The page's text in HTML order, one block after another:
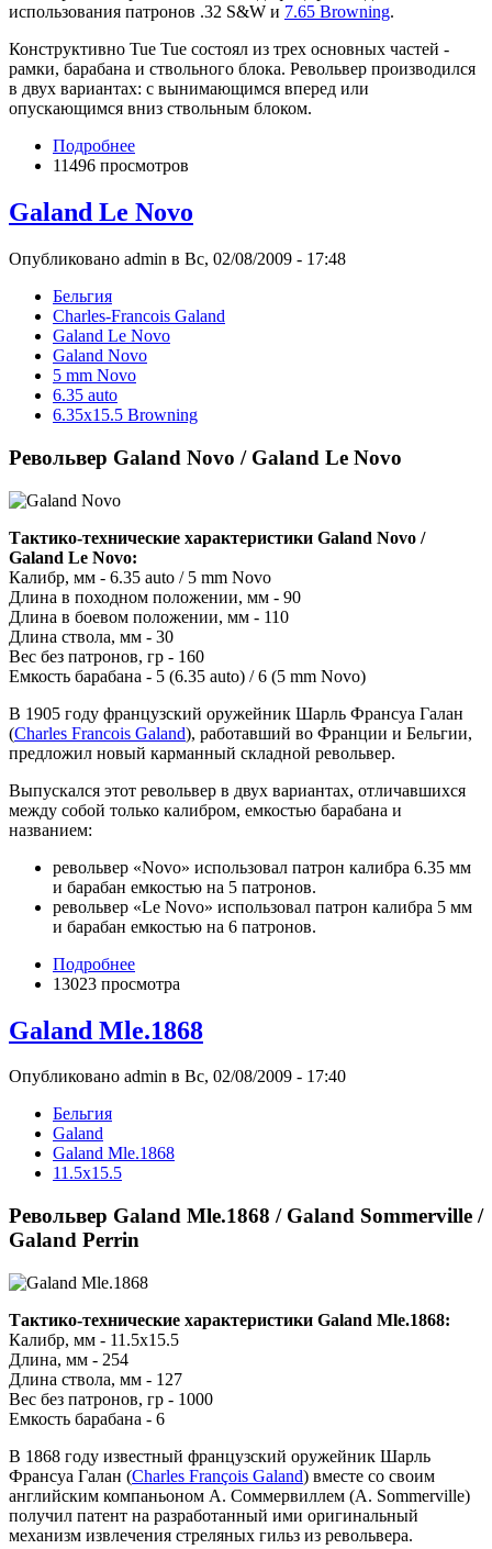
использования патронов .32 S&W и 7.65 Browning.
Конструктивно Tue Tue состоял из трех основных частей -
рамки, барабана и ствольного блока. Револьвер производился
в двух вариантах: с вынимающимся вперед или
опускающимся вниз ствольным блоком.
Подробнее
11496 просмотров
Galand Le Novo
Опубликовано admin в Вс, 02/08/2009 - 17:48
Бельгия
Charles-Franсois Galand
Galand Le Novo
Galand Novo
5 mm Novo
6.35 auto
6.35x15.5 Browning
Револьвер Galand Novo / Galand Le Novo
Тактико-технические характеристики Galand Novo /
Galand Le Novo:
Калибр, мм - 6.35 auto / 5 mm Novo
Длина в походном положении, мм - 90
Длина в боевом положении, мм - 110
Длина ствола, мм - 30
Вес без патронов, гр - 160
Емкость барабана - 5 (6.35 auto) / 6 (5 mm Novo)
В 1905 году французский оружейник Шарль Франсуа Галан
(Charles Francois Galand), работавший во Франции и Бельгии,
предложил новый карманный складной револьвер.
Выпускался этот револьвер в двух вариантах, отличавшихся
между собой только калибром, емкостью барабана и
названием:
револьвер «Novo» использовал патрон калибра 6.35 мм
и барабан емкостью на 5 патронов.
револьвер «Le Novo» использовал патрон калибра 5 мм
и барабан емкостью на 6 патронов.
Подробнее
13023 просмотра
Galand Mle.1868
Опубликовано admin в Вс, 02/08/2009 - 17:40
Бельгия
Galand
Galand Mle.1868
11.5х15.5
Револьвер Galand Mle.1868 / Galand Sommerville /
Galand Perrin
Тактико-технические характеристики Galand Mle.1868:
Калибр, мм - 11.5х15.5
Длина, мм - 254
Длина ствола, мм - 127
Вес без патронов, гр - 1000
Емкость барабана - 6
В 1868 году известный французский оружейник Шарль
Франсуа Галан (Charles François Galand) вместе со своим
английским компаньоном А. Соммервиллем (A. Sommerville)
получил патент на разработанный ими оригинальный
механизм извлечения стреляных гильз из револьвера.